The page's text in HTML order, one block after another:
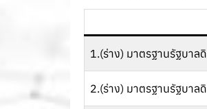
1.(ร่าง) มาตรฐานรัฐบาล
2.(ร่าง) มาตรฐานรัฐบาล